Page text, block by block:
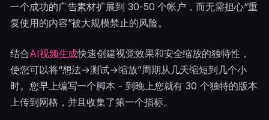
一个成功的广告素材扩展到 30-50 个帐户，而无需担心“重
复使用的内容”被大规模禁止的风险。
结合AI视频生成快速创建视觉效果和安全缩放的独特性，
使您可以将“想法→测试→缩放”周期从几天缩短到几个小
时。您早上编写一个脚本 - 到晚上您就有 30 个独特的版本
上传到网格，并且收集了第一个指标。